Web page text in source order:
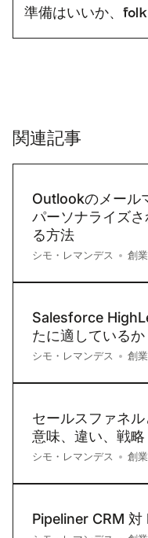
準備はいいか、folk
関連記事
Outlookのメール
パーソナライズ
る方法
シモ・レマンデス • 創
Salesforce
たに適しているか
シモ・レマンデス • 創
セールスファネ
意味、違い、戦略
シモ・レマンデス • 創
Pipeliner CRM 対